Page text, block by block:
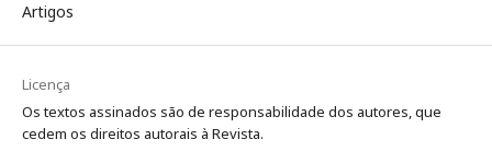
Artigos
Licença
Os textos assinados são de responsabilidade dos autores, que
cedem os direitos autorais à Revista.